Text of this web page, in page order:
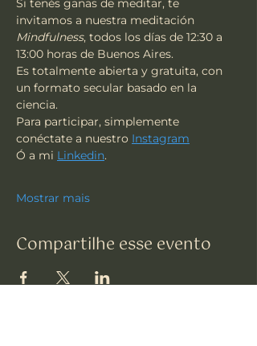
Si tenés ganas de meditar, te
invitamos a nuestra meditación
Mindfulness, todos los días de 12:30 a
13:00 horas de Buenos Aires.
Es totalmente abierta y gratuita, con
un formato secular basado en la
ciencia.
Para participar, simplemente
conéctate a nuestro Instagram
Ó a mi Linkedin.
Mostrar mais
Compartilhe esse evento